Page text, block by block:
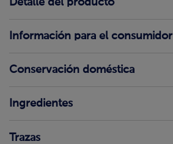
Detalle del producto
Información para el consumidor
Conservación doméstica
Ingredientes
Trazas